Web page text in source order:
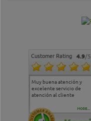
Customer Rating 4.9/5
Muy buena atención y
excelente servicio de
atención al cliente
MORE...